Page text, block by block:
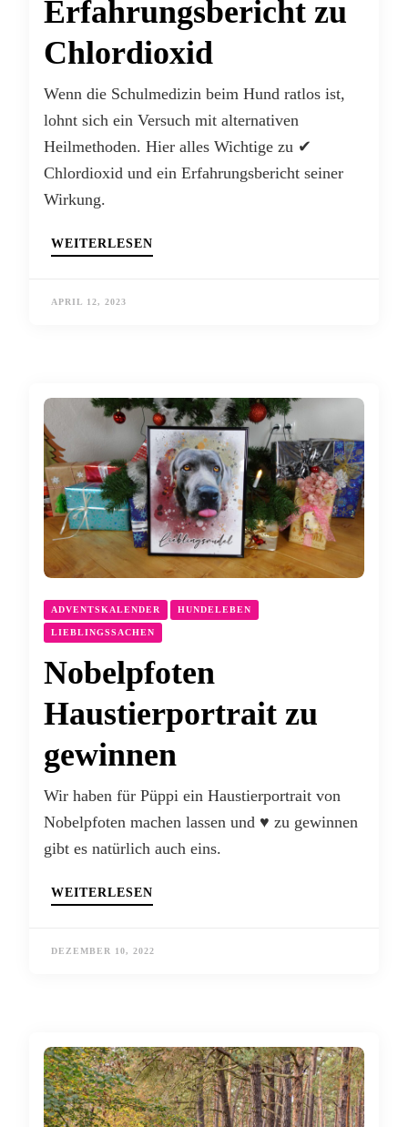
Erfahrungsbericht zu
Chlordioxid
Wenn die Schulmedizin beim Hund ratlos ist,
lohnt sich ein Versuch mit alternativen
Heilmethoden. Hier alles Wichtige zu ✔
Chlordioxid und ein Erfahrungsbericht seiner
Wirkung.
WEITERLESEN
APRIL 12, 2023
ADVENTSKALENDER HUNDELEBEN
LIEBLINGSSACHEN
Nobelpfoten
Haustierportrait zu
gewinnen
Wir haben für Püppi ein Haustierportrait von
Nobelpfoten machen lassen und ♥ zu gewinnen
gibt es natürlich auch eins.
WEITERLESEN
DEZEMBER 10, 2022